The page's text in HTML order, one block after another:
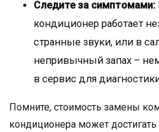
Следите за симптомами:
кондиционер работает
странные звуки, или в
непривычный запах –
в сервис для
Помните, стоимость замены
кондиционера может